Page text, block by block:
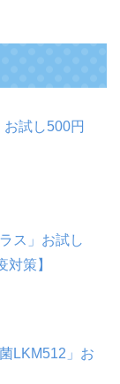
試し500円
ス」お試し
策】
LKM512」お